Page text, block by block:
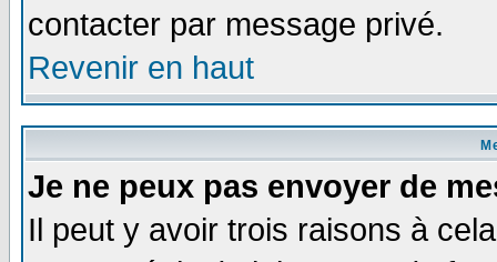
contacter par message privé.
Revenir en haut
Je ne peux pas envoyer de
Il peut y avoir trois raisons à